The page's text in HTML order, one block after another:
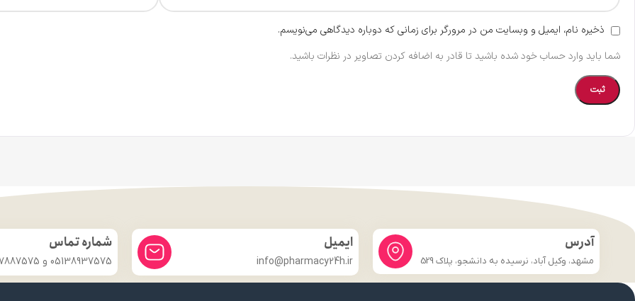
ذخیره نام، ایمیل و وبسایت من در مرورگر برای زمانی که دوباره دیدگاهی می‌نویسم.
شما باید وارد حساب خود شده باشید تا قادر به اضافه کردن تصاویر در نظرات باشید.
آدرس
مشهد، وکیل آباد، نرسیده به دانشجو، پلاک 529
ایمیل
info@pharmacy24h.ir
شماره تماس
05138937575 و 09357887575